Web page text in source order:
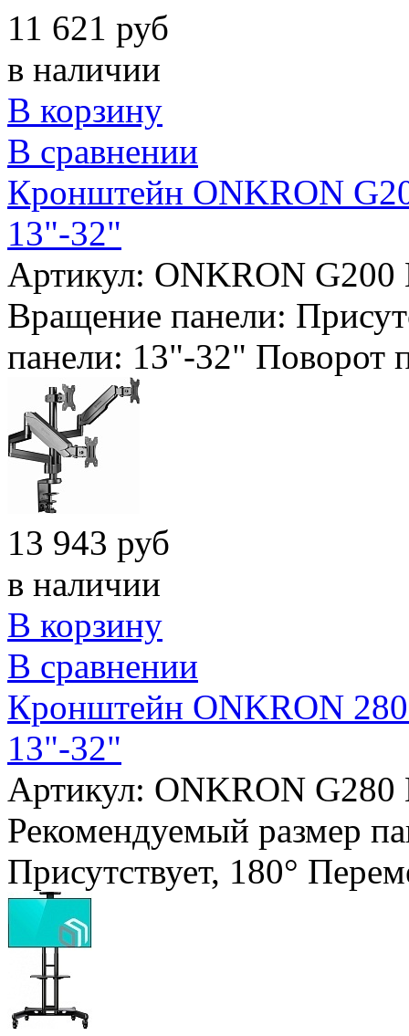
11 621 руб
в наличии
В корзину
В сравнении
Кронштейн ONKRON
13"-32"
Артикул: ONKRON
Вращение панели:
панели: 13"-32" Поворот
13 943 руб
в наличии
В корзину
В сравнении
Кронштейн ONKRON
13"-32"
Артикул: ONKRON
Рекомендуемый размер
Присутствует, 180°